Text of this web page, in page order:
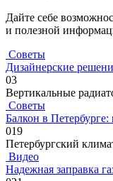
Дайте себе
и полезной
Советы
Дизайнерские
03
Вертикальные
Советы
Балкон в
019
Петербургский
Видео
Надежная заправка